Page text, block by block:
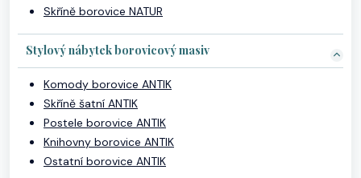
Skříně borovice NATUR
Stylový nábytek borovicový masiv
Komody borovice ANTIK
Skříně šatní ANTIK
Postele borovice ANTIK
Knihovny borovice ANTIK
Ostatní borovice ANTIK